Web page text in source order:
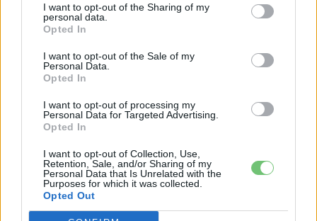
I want to opt-out of the Sharing of my
personal data.
Opted In
I want to opt-out of the Sale of my
Personal Data.
Opted In
I want to opt-out of processing my
Personal Data for Targeted Advertising.
Opted In
I want to opt-out of Collection, Use,
Retention, Sale, and/or Sharing of my
Personal Data that Is Unrelated with the
Purposes for which it was collected.
Opted Out